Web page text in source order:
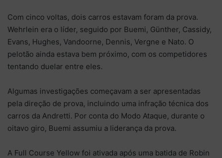
Com cinco voltas, dois carros estavam foram da prova.
Wehrlein era o líder, seguido por Buemi, Günther, Cassidy,
Evans, Hughes, Vandoorne, Dennis, Vergne e Nato. O
pelotão ainda estava bem próximo, com os competidores
tentando duelar entre eles.
Algumas investigações começavam a ser apresentadas
pela direção de prova, incluindo uma infração técnica dos
carros da Andretti. Por conta do Modo Ataque, durante o
oitavo giro, Buemi assumiu a liderança da prova.
A Full Course Yellow foi ativada após uma batida de Robin